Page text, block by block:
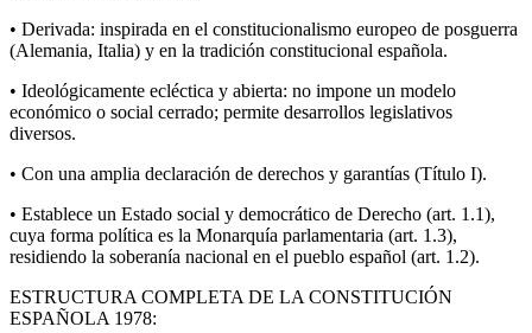
• Derivada: inspirada en el constitucionalismo europeo de posguerra
(Alemania, Italia) y en la tradición constitucional española.
• Ideológicamente ecléctica y abierta: no impone un modelo
económico o social cerrado; permite desarrollos legislativos
diversos.
• Con una amplia declaración de derechos y garantías (Título I).
• Establece un Estado social y democrático de Derecho (art. 1.1),
cuya forma política es la Monarquía parlamentaria (art. 1.3),
residiendo la soberanía nacional en el pueblo español (art. 1.2).
ESTRUCTURA COMPLETA DE LA CONSTITUCIÓN
ESPAÑOLA 1978: